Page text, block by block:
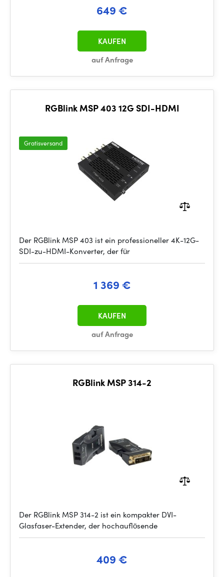
649 €
auf Anfrage
KAUFEN
RGBlink MSP 403 12G SDI-HDMI
Gratisversand
Der RGBlink MSP 403 ist ein professioneller 4K-12G-
SDI-zu-HDMI-Konverter, der für
1 369 €
auf Anfrage
KAUFEN
RGBlink MSP 314-2
Der RGBlink MSP 314-2 ist ein kompakter DVI-
Glasfaser-Extender, der hochauflösende
409 €